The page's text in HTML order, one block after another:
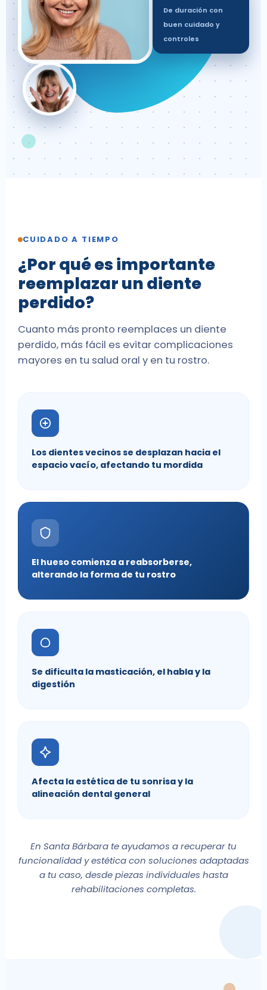
De duración con
CUIDADO A TIEMPO
¿Por qué es importante
reemplazar un diente
perdido?
Cuanto más pronto reemplaces un diente
perdido, más fácil es evitar complicaciones
mayores en tu salud oral y en tu rostro.
Los dientes vecinos se desplazan hacia el
espacio vacío, afectando tu mordida
El hueso comienza a reabsorberse,
alterando la forma de tu rostro
Se dificulta la masticación, el habla y la
digestión
Afecta la estética de tu sonrisa y la
alineación dental general
En Santa Bárbara te ayudamos a recuperar tu
funcionalidad y estética con soluciones adaptadas
a tu caso, desde piezas individuales hasta
rehabilitaciones completas.